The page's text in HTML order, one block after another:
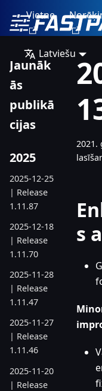
Vietne
Latviešu
Jaunāk
ās
publikā
cijas
2025
2025-12-25
| Release
1.11.87
2025-12-18
| Release
1.11.70
2025-11-28
| Release
1.11.47
2025-11-27
| Release
1.11.46
2025-11-20
| Release
2021.
s